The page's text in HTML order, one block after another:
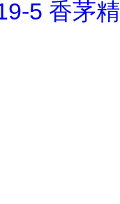
5 香茅精